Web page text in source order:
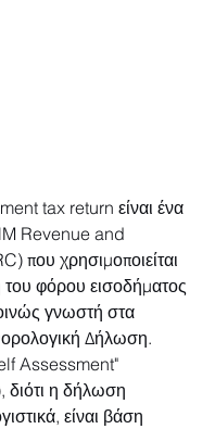
tax return είναι ένα
Revenue and
που χρησιμοποιείται
του φόρου εισοδήματος
γνωστή στα
Δήλωση.
Assessment"
διότι η δήλωση
είναι βάση